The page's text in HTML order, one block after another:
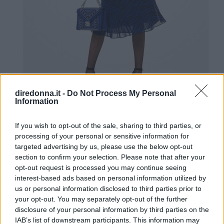
diredonna.it - Do Not Process My Personal
Information
If you wish to opt-out of the sale, sharing to third parties, or
processing of your personal or sensitive information for
targeted advertising by us, please use the below opt-out
section to confirm your selection. Please note that after your
opt-out request is processed you may continue seeing
interest-based ads based on personal information utilized by
us or personal information disclosed to third parties prior to
your opt-out. You may separately opt-out of the further
disclosure of your personal information by third parties on the
IAB’s list of downstream participants. This information may
Michael Korsha creato un abito longuette
con stampa tigrata in leggero georgette e
rifinita con una fodera interna, questa
silhouette allacciata al collo presenta
finiture a balze lungo le maniche e sul fondo
che creano un movimento delicato a ogni
passo.Acquista ora